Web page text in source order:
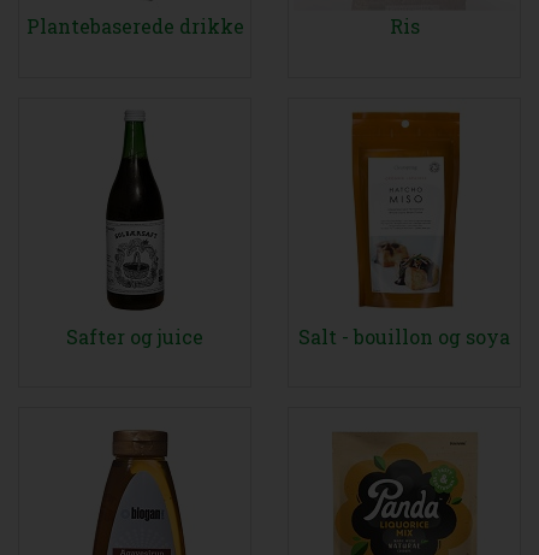
Plantebaserede drikke Ris
Safter og juice Salt - bouillon og soya